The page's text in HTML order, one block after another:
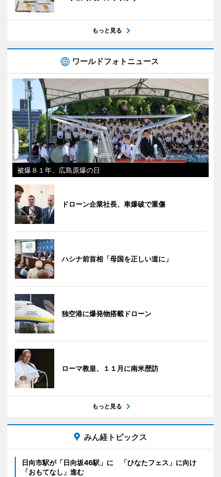
もっと見る
ワールドフォトニュース
被爆８１年、広島原爆の日
ドローン企業社長、車爆破で重傷
ハシナ前首相「母国を正しい道に」
独空港に爆発物搭載ドローン
ローマ教皇、１１月に南米歴訪
もっと見る
みん経トピックス
日向市駅が「日向坂46駅」に 「ひなたフェス」に向け
「おもてなし」進む